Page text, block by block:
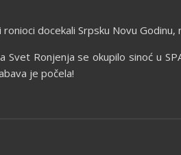
docekali Srpsku Novu Godinu,
Svet Ronjenja se okupilo sinoć u
je počela!